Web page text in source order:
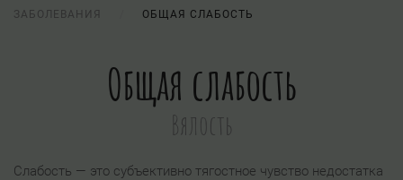
ЗАБОЛЕВАНИЯ
ОБЩАЯ СЛАБОСТЬ
Общая слабость
Вялость
Слабость — это субъективно тягостное чувство недостатка